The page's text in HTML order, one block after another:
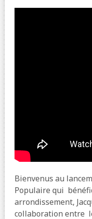
Bienvenus au
Populaire qui
arrondissement,
collaboration entre